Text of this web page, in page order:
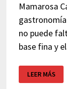
Mamarosa
no puede
base fina y
MAMAROSA
CASANOVA
–
LEER MÁS